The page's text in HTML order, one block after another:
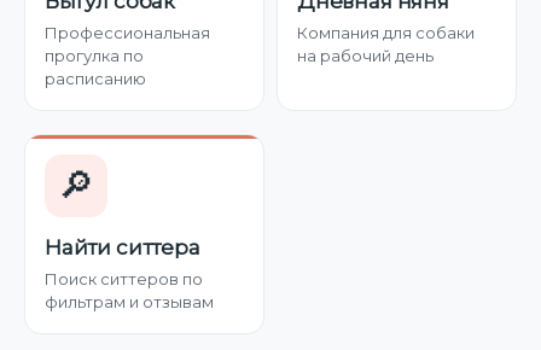
Профессиональная
прогулка по
расписанию
Компания для собаки
на рабочий день
🔎
Найти ситтера
Поиск ситтеров по
фильтрам и отзывам